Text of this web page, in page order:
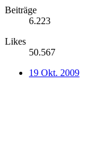
Beiträge
6.223
Likes
50.567
19 Okt. 2009